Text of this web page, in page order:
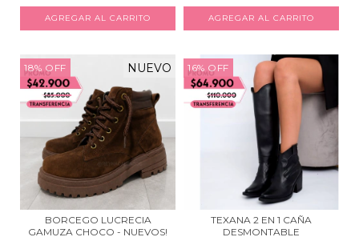
AGREGAR AL CARRITO AGREGAR AL CARRITO
18% OFF NUEVO
BORCEGO LUCRECIA
GAMUZA CHOCO - NUEVOS!
16% OFF
TEXANA 2 EN 1 CAÑA
DESMONTABLE